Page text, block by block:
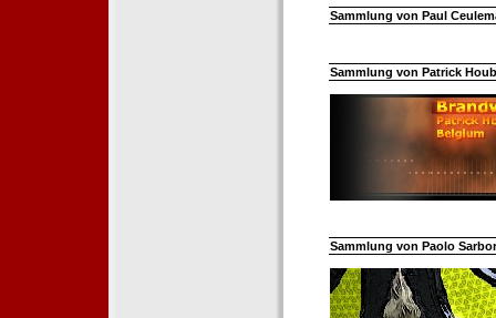
Sammlung von Paul
Sammlung von Patrick
Sammlung von Paolo